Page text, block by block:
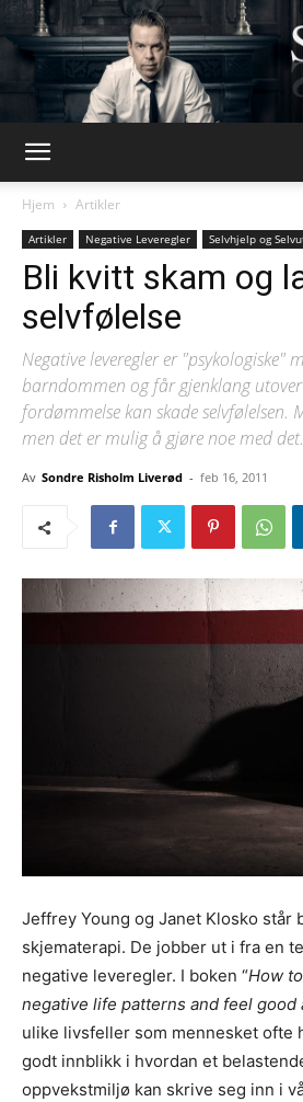
Hjem
Artikler
Artikler Negative Leveregler Selvhjelp og
Bli kvitt skam og
selvfølelse
Negative leveregler er "psykologiske"
barndommen og får gjenklang
fordømmelse kan skade selvfølelsen.
men det er mulig å gjøre noe med det.
Av Sondre Risholm Liverød - feb 16, 2011
Jeffrey Young og Janet Klosko står
skjematerapi. De jobber ut i fra en
negative leveregler. I boken “How
negative life patterns and feel good
ulike livsfeller som mennesket ofte
godt innblikk i hvordan et
oppvekstmiljø kan skrive seg inn i